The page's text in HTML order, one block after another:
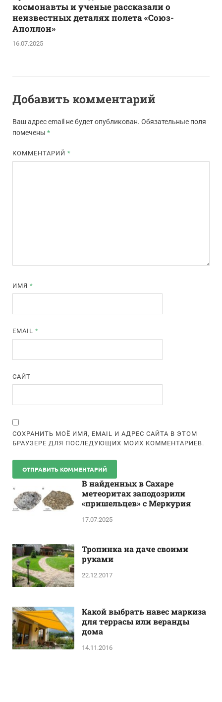
космонавты и ученые рассказали о
неизвестных деталях полета «Союз-
Аполлон»
16.07.2025
Добавить комментарий
Ваш адрес email не будет опубликован. Обязательные поля
помечены *
КОММЕНТАРИЙ*
ИМЯ*
EMAIL*
САЙТ
СОХРАНИТЬ МОЁ ИМЯ, EMAIL И АДРЕС САЙТА В ЭТОМ
БРАУЗЕРЕ ДЛЯ ПОСЛЕДУЮЩИХ МОИХ КОММЕНТАРИЕВ.
В найденных в Сахаре
метеоритах заподозрили
«пришельцев» с Меркурия
17.07.2025
Тропинка на даче своими
руками
22.12.2017
Какой выбрать навес маркиза
для террасы или веранды
дома
14.11.2016